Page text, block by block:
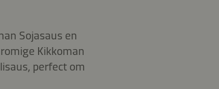
Sojasaus en
Kikkoman
perfect om